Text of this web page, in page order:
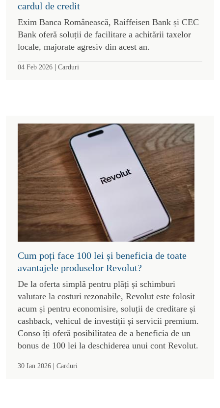
cardul de credit
Exim Banca Românească, Raiffeisen Bank și CEC
Bank oferă soluții de facilitare a achitării taxelor
locale, majorate agresiv din acest an.
04 Feb 2026 | Carduri
Cum poți face 100 lei și beneficia de toate
avantajele produselor Revolut?
De la oferta simplă pentru plăți și schimburi
valutare la costuri rezonabile, Revolut este folosit
acum și pentru economisire, soluții de creditare și
cashback, vehicul de investiții și servicii premium.
Conso îți oferă posibilitatea de a beneficia de un
bonus de 100 lei la deschiderea unui cont Revolut.
30 Ian 2026 | Carduri